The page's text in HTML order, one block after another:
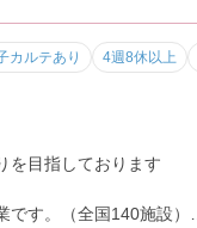
カルテあり 4週8休以上
を目指しております
す。（全国140施設）